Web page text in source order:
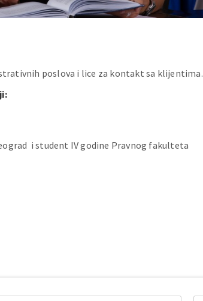
poslova i lice za kontakt sa klijentima.
i student IV godine Pravnog fakulteta